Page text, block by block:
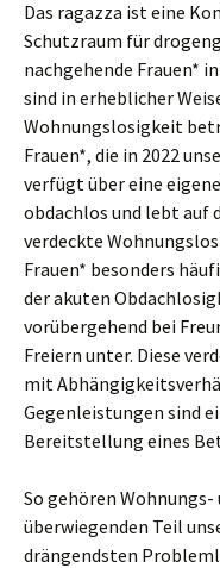
Das ragazza ist eine
Schutzraum für
nachgehende Frauen*
sind in erheblicher
Wohnungslosigkeit
Frauen*, die in 2022
verfügt über eine
obdachlos und lebt auf
verdeckte
Frauen* besonders
der akuten
vorübergehend bei
Freiern unter. Diese
mit
Gegenleistungen sind
Bereitstellung eines
So gehören
überwiegenden Teil
drängendsten